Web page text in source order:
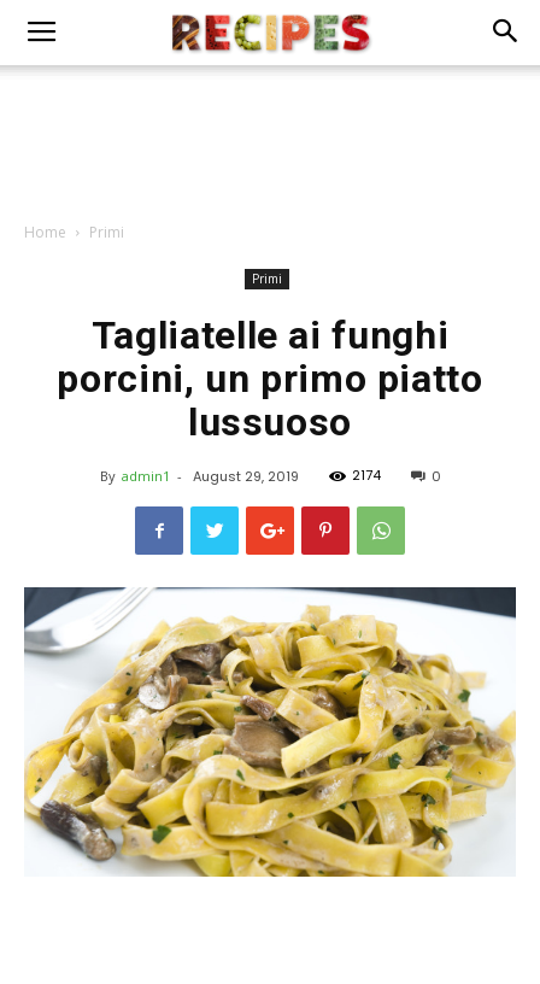
Home Primi
Primi
Tagliatelle ai funghi
porcini, un primo piatto
lussuoso
By admin1 - August 29, 2019 2174 0